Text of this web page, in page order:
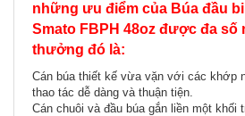
những ưu điểm của Búa đầu
Smato FBPH 48oz được đa
thưởng đó là:
Cán búa thiết kế vừa vặn với các khớp
thao tác dễ dàng và thuận tiện.
Cán chuôi và đầu búa gắn liền một khối